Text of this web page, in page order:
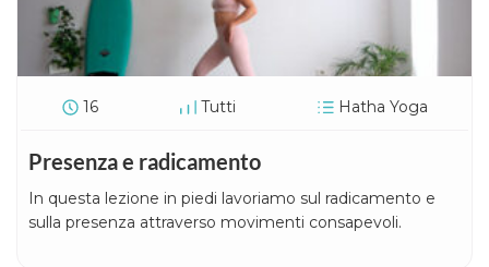
16 Tutti Hatha Yoga
Presenza e radicamento
In questa lezione in piedi lavoriamo sul radicamento e
sulla presenza attraverso movimenti consapevoli.